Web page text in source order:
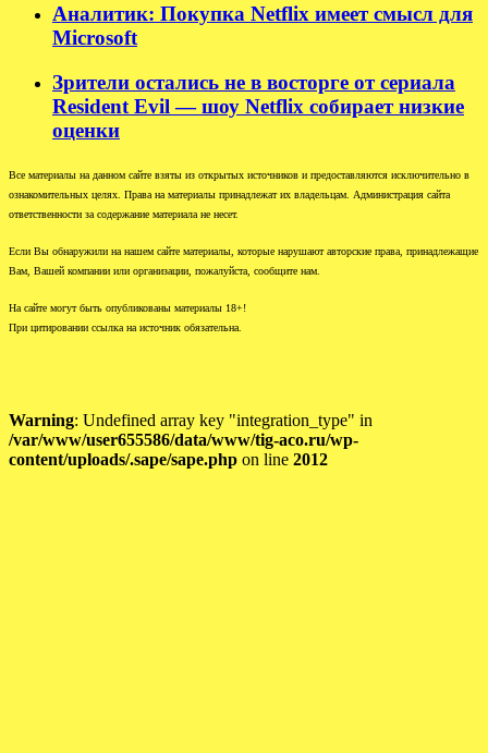
Аналитик: Покупка Netflix имеет смысл для
Microsoft
Зрители остались не в восторге от сериала
Resident Evil — шоу Netflix собирает низкие
оценки
Все материалы на данном сайте взяты из открытых источников и предоставляются исключительно в
ознакомительных целях. Права на материалы принадлежат их владельцам. Администрация сайта
ответственности за содержание материала не несет.
Если Вы обнаружили на нашем сайте материалы, которые нарушают авторские права, принадлежащие
Вам, Вашей компании или организации, пожалуйста, сообщите нам.
На сайте могут быть опубликованы материалы 18+!
При цитировании ссылка на источник обязательна.
Warning: Undefined array key "integration_type" in
/var/www/user655586/data/www/tig-aco.ru/wp-
content/uploads/.sape/sape.php on line 2012